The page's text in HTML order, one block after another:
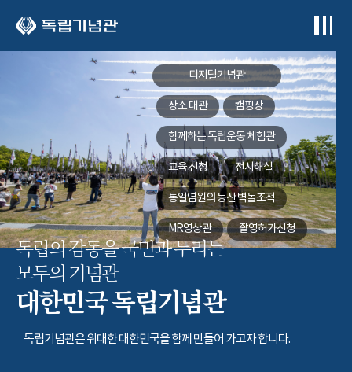
디지털기념관
장소 대관 캠핑장
함께하는독립운동 체험관
교육 신청 전시해설
통일염원의 동산벽돌조적
MR영상관 촬영허가신청
독립의 감동을 국민과 누리는
모두의 기념관
대한민국 독립기념관
독립기념관은 위대한 대한민국을 함께 만들어 가고자 합니다.